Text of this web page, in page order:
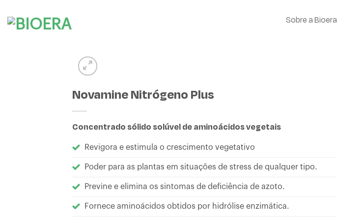
content
Sobre a Bioera
Novamine Nitrógeno Plus
Concentrado sólido solúvel de aminoácidos vegetais
Revigora e estimula o crescimento vegetativo
Poder para as plantas em situações de stress de qualquer tipo.
Previne e elimina os sintomas de deficiência de azoto.
Fornece aminoácidos obtidos por hidrólise enzimática.